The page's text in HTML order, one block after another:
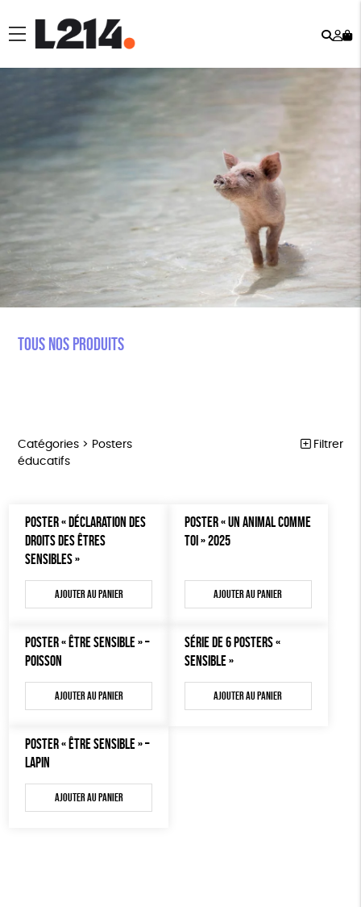
menu
Tous nos produits
Catégories > Posters
éducatifs
Filtrer
OUTILS MILITANTS
TRACTS
POSTERS
L214 MAG
CARTES
BROCHURES
OUTILS ÉDUCATIFS
AUTRES OUTILS ÉDUCATIFS
POSTERS ÉDUCATIFS
Par défaut
Prix : du - cher au + cher
Prix : du + cher au - cher
Disponibilité
Prix
Tous
50 € - 100 €
150 € - 200 €
Plus de 200€
Mots clés
Oeko-Tex OEKO-Tex, PETA approuved vegan
POSTER « DÉCLARATION DES
DROITS DES ÊTRES
SENSIBLES »
Ajouter au panier
POSTER « UN ANIMAL COMME
TOI » 2025
Ajouter au panier
POSTER « ÊTRE SENSIBLE » –
POISSON
Ajouter au panier
SÉRIE DE 6 POSTERS «
SENSIBLE »
Ajouter au panier
POSTER « ÊTRE SENSIBLE » –
LAPIN
Ajouter au panier